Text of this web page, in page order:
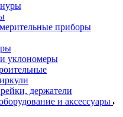
приборы
уклономеры
держатели
и аксессуары